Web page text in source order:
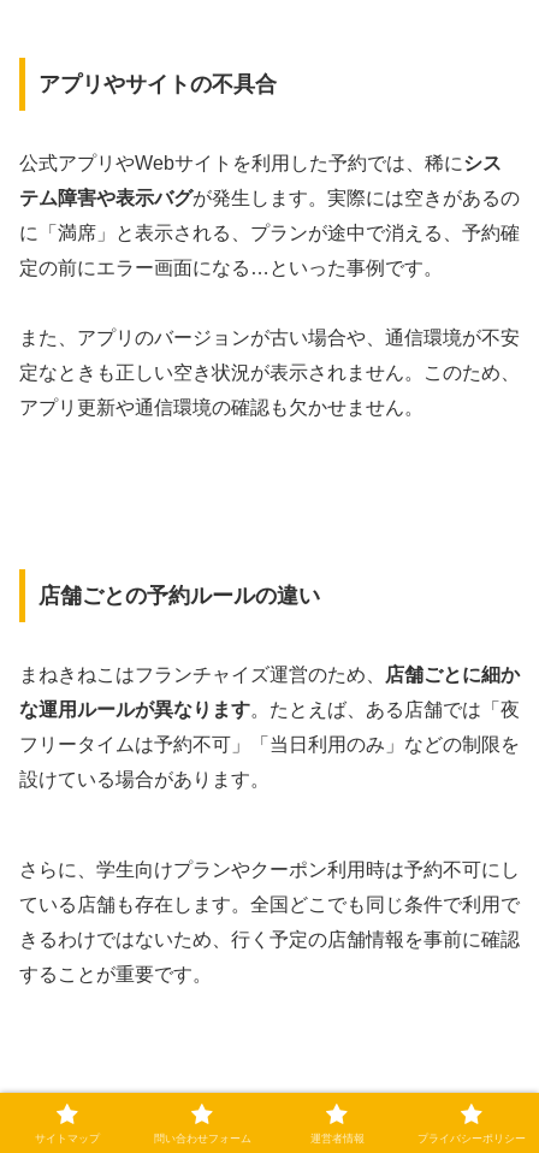
アプリやサイトの不具合
公式アプリやWebサイトを利用した予約では、稀にシス
テム障害や表示バグが発生します。実際には空きがあるの
に「満席」と表示される、プランが途中で消える、予約確
定の前にエラー画面になる…といった事例です。
また、アプリのバージョンが古い場合や、通信環境が不安
定なときも正しい空き状況が表示されません。このため、
アプリ更新や通信環境の確認も欠かせません。
店舗ごとの予約ルールの違い
まねきねこはフランチャイズ運営のため、
店舗ごとに細か
な運用ルールが異なります。たとえば、ある店舗では「夜
フリータイムは予約不可」「当日利用のみ」などの制限を
設けている場合があります。
さらに、学生向けプランやクーポン利用時は予約不可にし
ている店舗も存在します。全国どこでも同じ条件で利用で
きるわけではないため、行く予定の店舗情報を事前に確認
することが重要です。
サイトマップ 問い合わせフォーム 運営者情報 プライバシーポリシー